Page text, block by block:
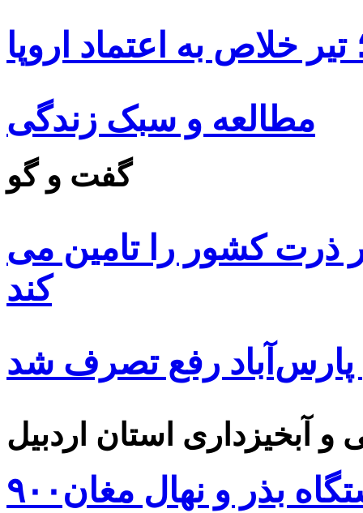
خلاص به اعتماد اروپا
مطالعه و سبک زندگی
گفت و گو
۸۵ درصد بذر ذرت کشور را تامین می
کند
پارس‌آباد رفع تصرف شد
۹۰۰هزار اصله نهال توسط ایستگاه بذر و نهال مغان